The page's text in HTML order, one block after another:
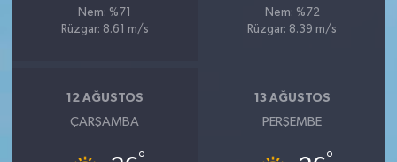
Nem: %71
Rüzgar: 8.61 m/s
Nem: %72
Rüzgar: 8.39 m/s
12 AĞUSTOS
ÇARŞAMBA
13 AĞUSTOS
PERŞEMBE